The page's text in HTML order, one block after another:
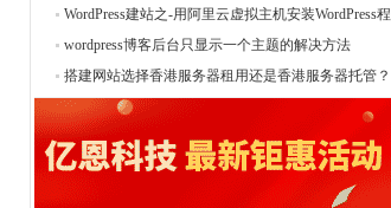
WordPress建站之-用阿里云虚拟主机安装WordPress程
序！
wordpress博客后台只显示一个主题的解决方法
搭建网站选择香港服务器租用还是香港服务器托管？